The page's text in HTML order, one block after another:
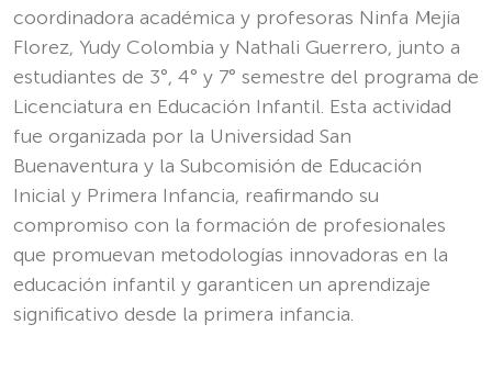
coordinadora académica y profesoras Ninfa Mejía
Florez, Yudy Colombia y Nathali Guerrero, junto a
estudiantes de 3°, 4° y 7° semestre del programa de
Licenciatura en Educación Infantil. Esta actividad
fue organizada por la Universidad San
Buenaventura y la Subcomisión de Educación
Inicial y Primera Infancia, reafirmando su
compromiso con la formación de profesionales
que promuevan metodologías innovadoras en la
educación infantil y garanticen un aprendizaje
significativo desde la primera infancia.